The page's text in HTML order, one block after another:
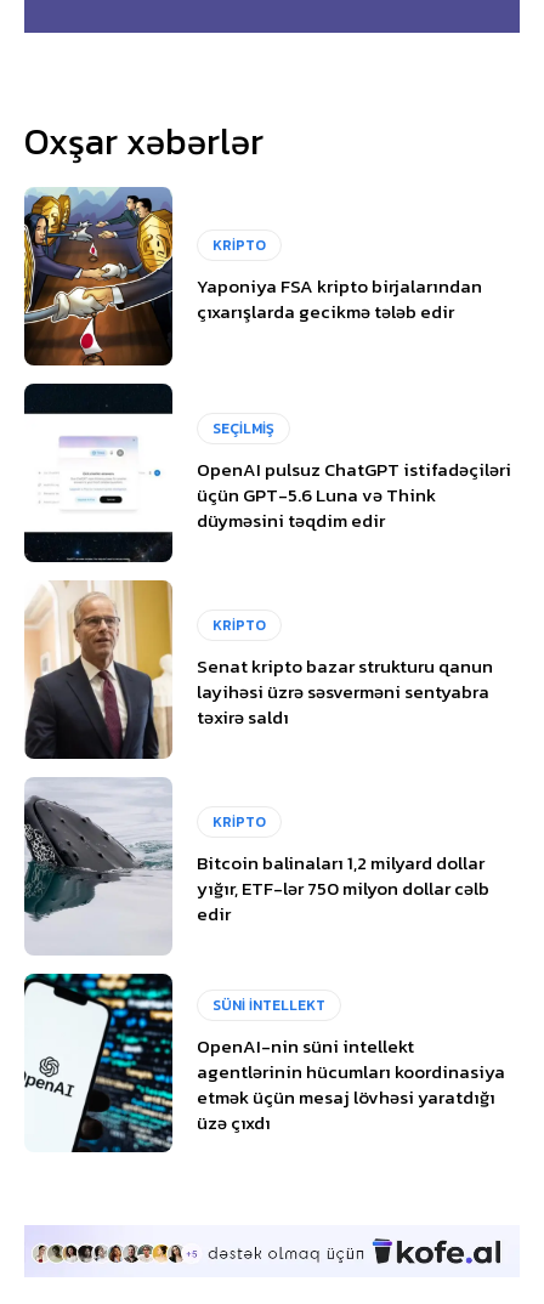
Oxşar xəbərlər
KRİPTO
Yaponiya FSA kripto birjalarından
çıxarışlarda gecikmə tələb edir
SEÇİLMİŞ
OpenAI pulsuz ChatGPT istifadəçiləri
üçün GPT-5.6 Luna və Think
düyməsini təqdim edir
KRİPTO
Senat kripto bazar strukturu qanun
layihəsi üzrə səsverməni sentyabra
təxirə saldı
KRİPTO
Bitcoin balinaları 1,2 milyard dollar
yığır, ETF-lər 750 milyon dollar cəlb
edir
SÜNİ İNTELLEKT
OpenAI-nin süni intellekt
agentlərinin hücumları koordinasiya
etmək üçün mesaj lövhəsi yaratdığı
üzə çıxdı